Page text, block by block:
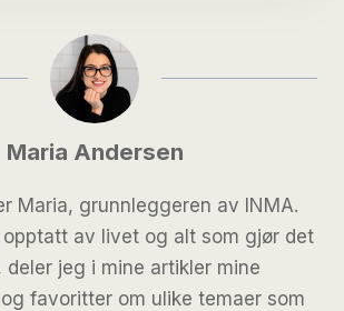
Maria Andersen
Maria, grunnleggeren av INMA.
opptatt av livet og alt som gjør det
deler jeg i mine artikler mine
favoritter om ulike temaer som